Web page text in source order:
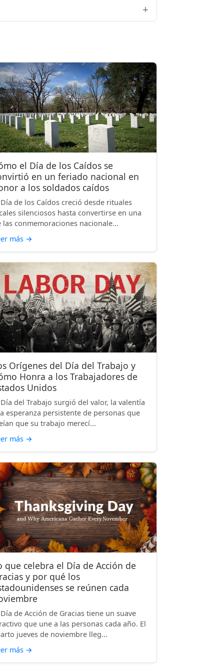
el Día de los Caídos se
en un feriado nacional en
a los soldados caídos
Día de los Caídos creció desde rituales
silenciosos hasta convertirse en una
las conmemoraciones nacionale...
más →
Orígenes del Día del Trabajo y
Honra a los Trabajadores de
Unidos
Día del Trabajo surgió del valor, la valentía
esperanza persistente de personas que
que su trabajo merecí...
más →
que celebra el Día de Acción de
y por qué los
se reúnen cada
Día de Acción de Gracias tiene un suave
que une a las personas cada año. El
jueves de noviembre lleg...
más →